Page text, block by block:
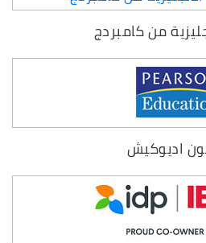
من كامبردج
اديوكيش